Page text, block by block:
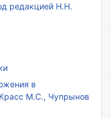
редакцией Н.Н.
в
М.С., Чупрынов